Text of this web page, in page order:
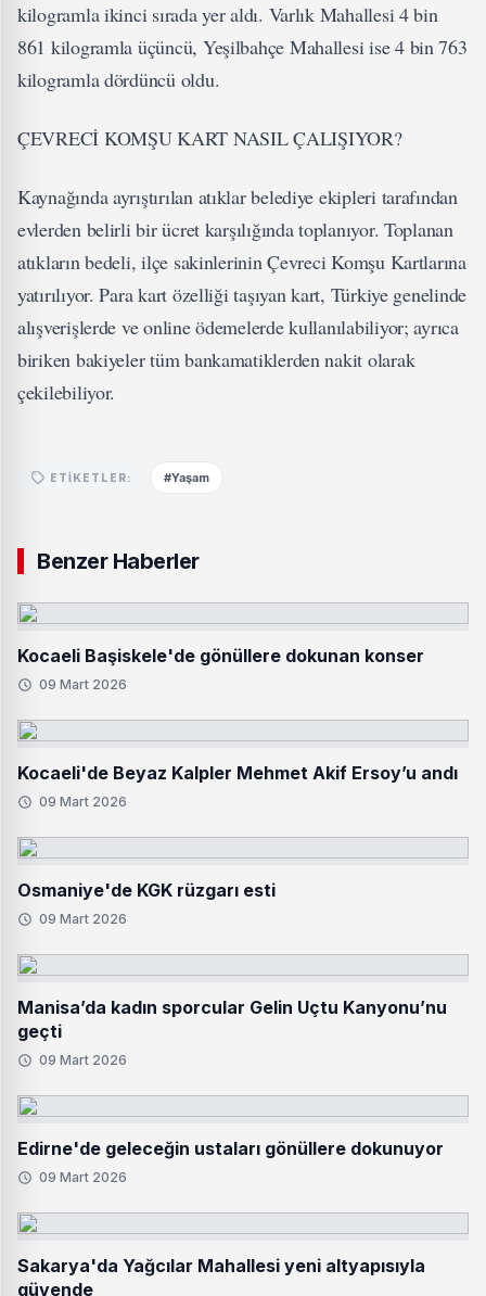
kilogramla ikinci sırada yer aldı. Varlık Mahallesi 4 bin
861 kilogramla üçüncü, Yeşilbahçe Mahallesi ise 4 bin 763
kilogramla dördüncü oldu.
ÇEVRECİ KOMŞU KART NASIL ÇALIŞIYOR?
Kaynağında ayrıştırılan atıklar belediye ekipleri tarafından
evlerden belirli bir ücret karşılığında toplanıyor. Toplanan
atıkların bedeli, ilçe sakinlerinin Çevreci Komşu Kartlarına
yatırılıyor. Para kart özelliği taşıyan kart, Türkiye genelinde
alışverişlerde ve online ödemelerde kullanılabiliyor; ayrıca
biriken bakiyeler tüm bankamatiklerden nakit olarak
çekilebiliyor.
ETIKETLER: #Yaşam
Benzer Haberler
Kocaeli Başiskele'de gönüllere dokunan konser
09 Mart 2026
Kocaeli'de Beyaz Kalpler Mehmet Akif Ersoy’u andı
09 Mart 2026
Osmaniye'de KGK rüzgarı esti
09 Mart 2026
Manisa’da kadın sporcular Gelin Uçtu Kanyonu’nu
geçti
09 Mart 2026
Edirne'de geleceğin ustaları gönüllere dokunuyor
09 Mart 2026
Sakarya'da Yağcılar Mahallesi yeni altyapısıyla
güvende